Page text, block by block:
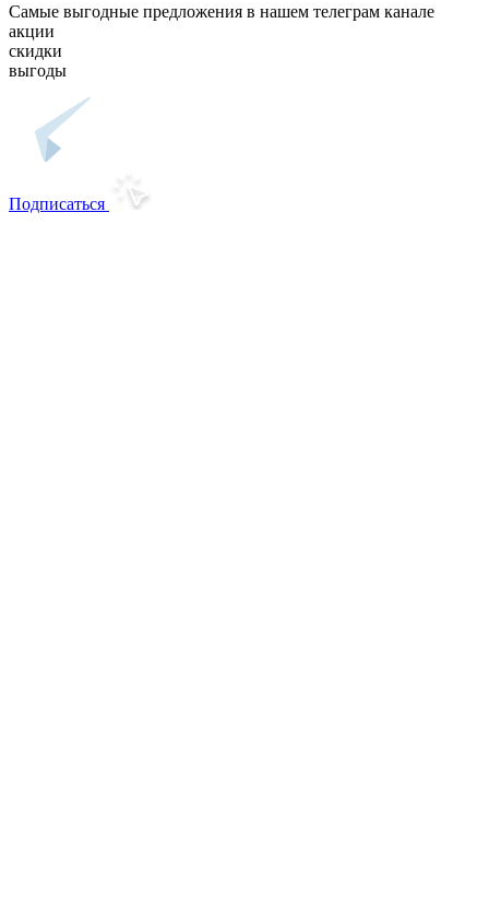
Самые выгодные предложения в нашем телеграм канале
акции
скидки
выгоды
Подписаться